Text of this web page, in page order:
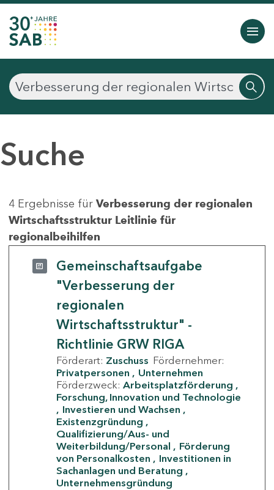
Suche
4 Ergebnisse für Verbesserung der regionalen
Wirtschaftsstruktur Leitlinie für
regionalbeihilfen
Gemeinschaftsaufgabe
"Verbesserung der
regionalen
Wirtschaftsstruktur" -
Richtlinie GRW RIGA
Förderart: Zuschuss Fördernehmer:
Privatpersonen
Unternehmen
Förderzweck: Arbeitsplatzförderung
Forschung, Innovation und Technologie
Investieren und Wachsen
Existenzgründung
Qualifizierung/Aus- und
Weiterbildung/Personal
Förderung
von Personalkosten
Investitionen in
Sachanlagen und Beratung
Unternehmensgründung